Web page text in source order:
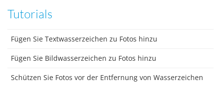
Tutorials
Fügen Sie Textwasserzeichen zu Fotos hinzu
Fügen Sie Bildwasserzeichen zu Fotos hinzu
Schützen Sie Fotos vor der Entfernung von Wasserzeichen